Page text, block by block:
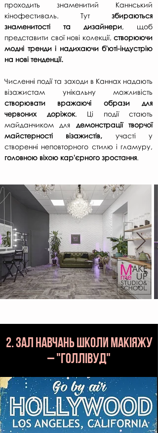
проходить знаменитий Каннський
кінофестиваль. Тут збираються
знаменитості та дизайнери, щоб
представити свої нові колекції, створюючи
модні тренди і надихаючи б'юті-індустрію
на нові тенденції.
Численні події та заходи в Каннах надають
візажистам унікальну можливість
створювати вражаючі образи для
червоних доріжок. Ці події стають
майданчиком для демонстрації творчої
майстерності візажистів, участі у
створенні неповторного стилю і гламуру,
головною віхою кар'єрного зростання.
2. ЗАЛ навчань школи макіяжу
– "голлівуд"